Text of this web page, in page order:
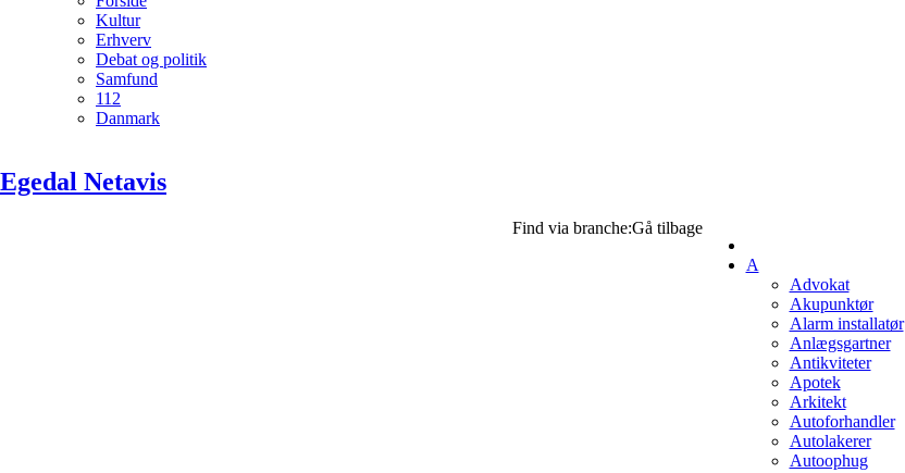
Kultur
Erhverv
Debat og politik
Samfund
112
Danmark
Egedal Netavis
Find via branche:Gå tilbage
A
Advokat
Akupunktør
Alarm installatør
Anlægsgartner
Antikviteter
Apotek
Arkitekt
Autoforhandler
Autolakerer
Autoophug